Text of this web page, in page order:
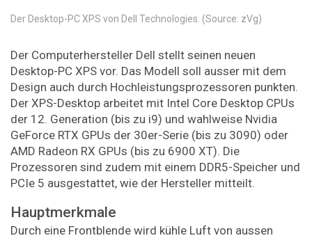
Der Desktop-PC XPS von Dell Technologies. (Source: zVg)
Der Computerhersteller Dell stellt seinen neuen
Desktop-PC XPS vor. Das Modell soll ausser mit dem
Design auch durch Hochleistungsprozessoren punkten.
Der XPS-Desktop arbeitet mit Intel Core Desktop CPUs
der 12. Generation (bis zu i9) und wahlweise Nvidia
GeForce RTX GPUs der 30er-Serie (bis zu 3090) oder
AMD Radeon RX GPUs (bis zu 6900 XT). Die
Prozessoren sind zudem mit einem DDR5-Speicher und
PCIe 5 ausgestattet, wie der Hersteller mitteilt.
Hauptmerkmale
Durch eine Frontblende wird kühle Luft von aussen